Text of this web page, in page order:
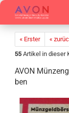
« Erster «
55 Artikel in dieser
AVON
ben